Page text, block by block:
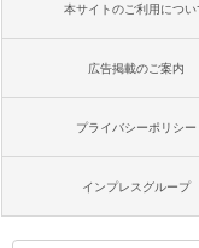
本サイトのご利用につい
広告掲載のご案内
プライバシーポリシー
インプレスグループ